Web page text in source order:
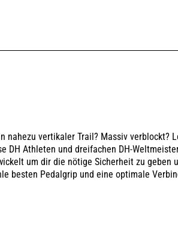
nahezu vertikaler Trail? Massiv verblockt?
DH Athleten und dreifachen DH-
um dir die nötige Sicherheit zu geben
besten Pedalgrip und eine optimale